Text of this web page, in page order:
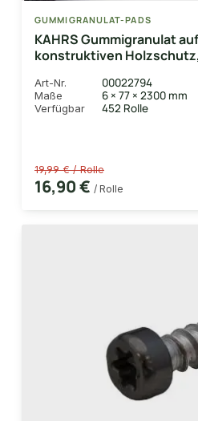
GUMMIGRANULAT-PADS
KAHRS Gummigranulat
konstruktiven
Art-Nr. 00022794
Maße 6 × 77 × 2300 mm
Verfügbar 452 Rolle
19,99 € / Rolle
16,90 € / Rolle